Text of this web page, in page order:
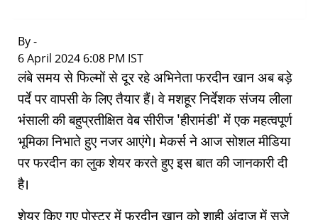
By -
6 April 2024 6:08 PM IST
लंबे समय से फिल्मों से दूर रहे अभिनेता फरदीन खान अब बड़े
पर्दे पर वापसी के लिए तैयार हैं। वे मशहूर निर्देशक संजय लीला
भंसाली की बहुप्रतीक्षित वेब सीरीज 'हीरामंडी' में एक महत्वपूर्ण
भूमिका निभाते हुए नजर आएंगे। मेकर्स ने आज सोशल मीडिया
पर फरदीन का लुक शेयर करते हुए इस बात की जानकारी दी
है।